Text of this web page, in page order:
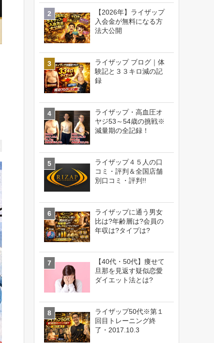
【2026年】ライザップ
入会金が無料になる方
法大公開
ライザップ ブログ｜体
験記と３３キロ減の記
録
ライザップ・高血圧オ
ヤジ53～54歳の挑戦※
減量期の全記録！
ライザップ４５人の口
コミ・評判＆全国店舗
別口コミ・評判!!
ライザップに通う男女
比は?年齢層は?会員の
年収は?タイプは?
【40代・50代】痩せて
旦那を見返す疑似恋愛
ダイエット法とは?
ライザップ50代※第１
回目トレーニング終
了・2017.10.3